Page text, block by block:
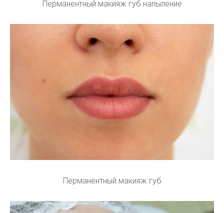
Перманентный макияж губ напыление
Перманентный макияж губ